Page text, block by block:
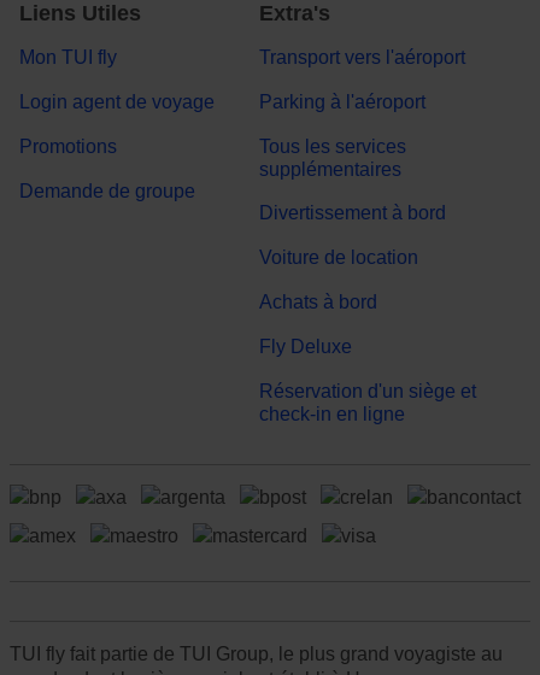
Liens Utiles
Mon TUI fly
Login agent de voyage
Promotions
Demande de groupe
Extra's
Transport vers l'aéroport
Parking à l'aéroport
Tous les services
supplémentaires
Divertissement à bord
Voiture de location
Achats à bord
Fly Deluxe
Réservation d'un siège et
check-in en ligne
TUI fly fait partie de TUI Group, le plus grand voyagiste au